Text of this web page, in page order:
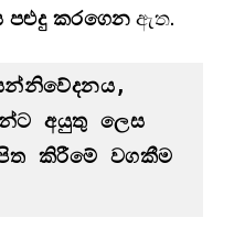
පළුදු කරගෙනඇත.
අයුතු ලෙස
කිරීමේ වගකීම